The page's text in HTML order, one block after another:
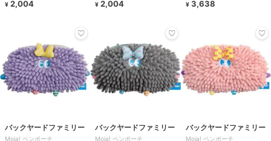
¥ 2,004
¥ 2,004
¥ 3,638
バックヤードファミリー
Moja! ペンポーチ
バックヤードファミリー
Moja! ペンポーチ
バックヤードファミリー
Moja! ペンポーチ